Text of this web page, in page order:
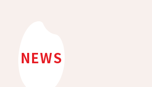
NEWS